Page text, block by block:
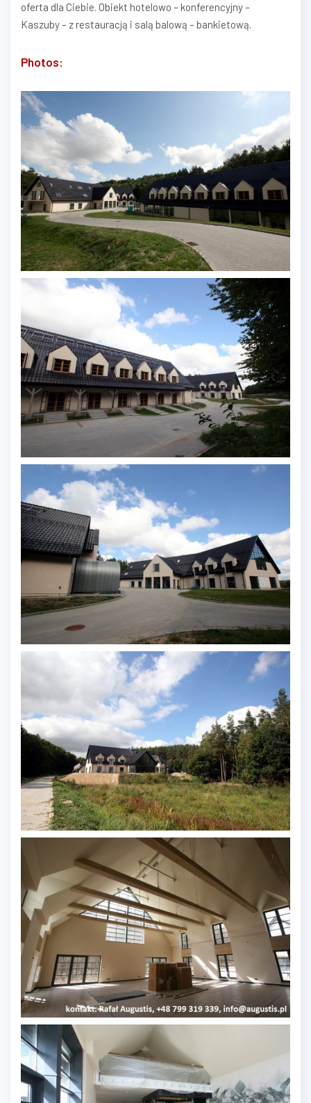
oferta dla Ciebie. Obiekt hotelowo – konferencyjny –
Kaszuby – z restauracją i salą balową – bankietową.
Photos: